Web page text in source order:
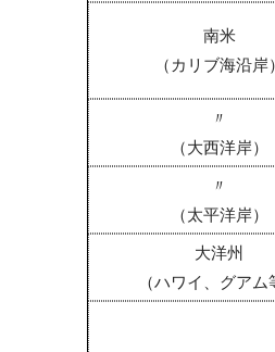
南米
（カリブ海沿岸）
〃
（大西洋岸）
〃
（太平洋岸）
大洋州
（ハワイ、グアム